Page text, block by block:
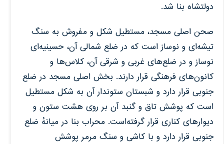
دولتشاه بنا شد.
صحن اصلی مسجد، مستطیل شکل و مفروش به سنگ
تیشه‌ای و نوساز است که در ضلع شمالی آن، حسینیه‌ای
نوساز و در ضلع‌های غربی و شرقی آن، کلاس‌ها و
کانون‌های فرهنگی قرار دارند. بخش اصلی مسجد در ضلع
جنوبی قرار دارد و شبستان ستوندار آن به شکل مستطیل
است که پوشش تاق و گنبد آن بر روی هشت ستون و
دیوارهای کناری قرار گرفته‌است. محراب بنا در میانهٔ ضلع
جنوبی قرار دارد و با کاشی و سنگ مرمر پوشش